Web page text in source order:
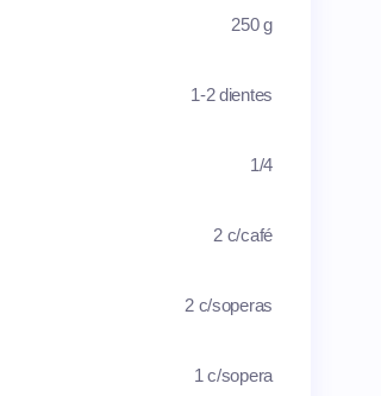
250 g
1-2 dientes
1/4
2 c/café
2 c/soperas
1 c/sopera